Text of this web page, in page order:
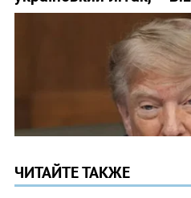
ЧИТАЙТЕ ТАКЖЕ